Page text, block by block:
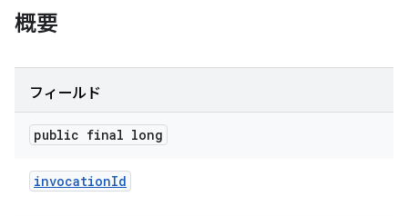
概要
フィールド
public final long
invocationId